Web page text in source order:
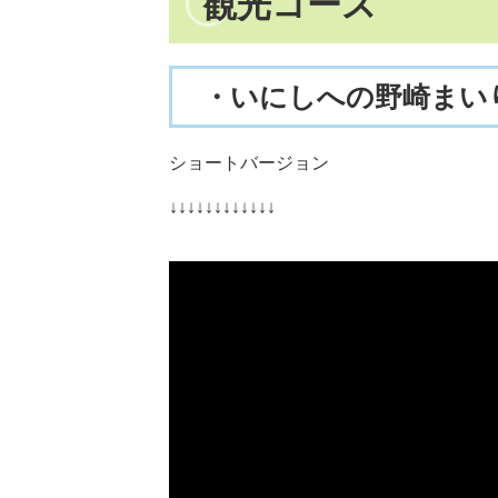
・いにしへの野崎ま
ショートバージョン
↓↓↓↓↓↓↓↓↓↓↓↓​